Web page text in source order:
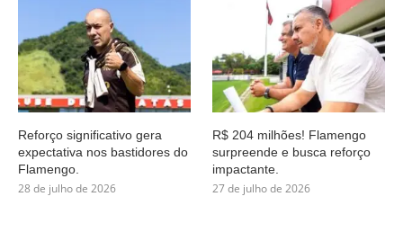
Reforço significativo gera
expectativa nos bastidores do
Flamengo.
28 de julho de 2026
R$ 204 milhões! Flamengo
surpreende e busca reforço
impactante.
27 de julho de 2026